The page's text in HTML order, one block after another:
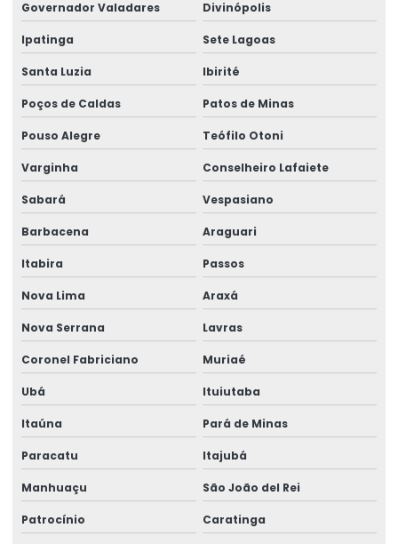
Empresa de gerenciamento ergonômico
Empresa de gestão de ergonomia
Empresa de higiene ocupacional
Empresa de higiene e segurança do trabalho
Empresa medicina do trabalho
Empresa de perícia de insalubridade
Empresa perícia médica
Empresa perícia médica para inss
Empresa de perícia médica previdenciária
Empresa de perícia médica de regulação
Empresa de perícias cíveis
Empresa de perícias clínicas
Governador Valadares Divinópolis
Ipatinga Sete Lagoas
Santa Luzia Ibirité
Poços de Caldas Patos de Minas
Pouso Alegre Teófilo Otoni
Varginha Conselheiro Lafaiete
Sabará Vespasiano
Barbacena Araguari
Itabira Passos
Nova Lima Araxá
Nova Serrana Lavras
Coronel Fabriciano Muriaé
Ubá Ituiutaba
Itaúna Pará de Minas
Paracatu Itajubá
Manhuaçu São João del Rei
Patrocínio Caratinga